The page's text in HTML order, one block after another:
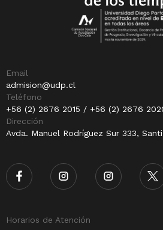
Email
admision@udp.cl
Teléfono
+56 (2) 2676 2015 / +56 (2) 2676
Dirección
Avda. Manuel Rodríguez Sur 333,
Horarios de Atención